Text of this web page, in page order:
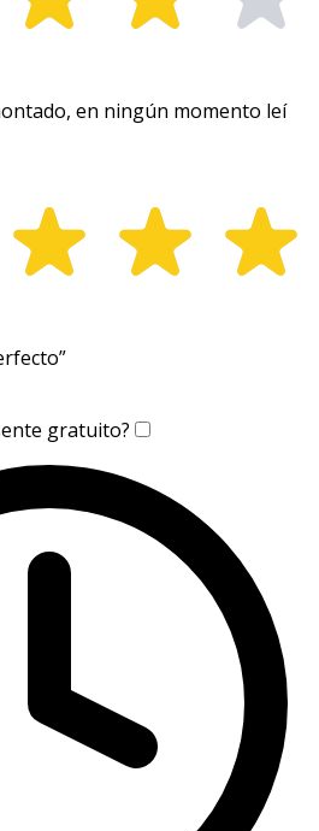
en ningún momento leí
”
gratuito?